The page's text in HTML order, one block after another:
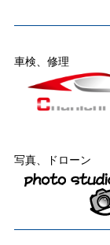
車検、修理
写真、ドローン